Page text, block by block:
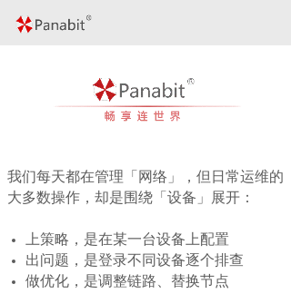
我们每天都在管理「网络」，但日常运维的
大多数操作，却是围绕「设备」展开：
上策略，是在某一台设备上配置
出问题，是登录不同设备逐个排查
做优化，是调整链路、替换节点